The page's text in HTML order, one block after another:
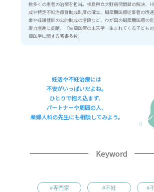
数多くの患者の治療を担当。福島県立大野病院問題の解決、
成や特定不妊治療費助成制度の確立、周産期医療従事者の待
金や妊婦健診の公的助成の増額など、わが国の周産期医療の
康力増進に貢献。『生殖医療の未来学―生まれてくる子ども
殖医学に関する著書多数。
妊活や不妊治療には
不安がいっぱいだよね。
ひとりで抱え込まず、
パートナーや周囲の人、
産婦人科の先生にも相談してみよう。
Keyword
#専門家 #不妊 #